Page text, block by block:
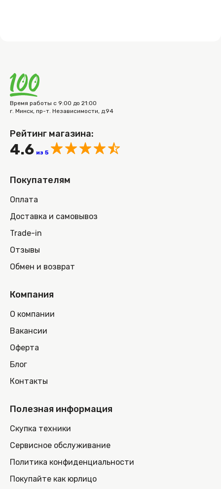
Время работы с 9:00 до 21:00
г. Минск, пр-т. Независимости, д.94
Рейтинг магазина:
4.6 из 5
Покупателям
Оплата
Доставка и самовывоз
Trade-in
Отзывы
Обмен и возврат
Компания
О компании
Вакансии
Оферта
Блог
Контакты
Полезная информация
Скупка техники
Сервисное обслуживание
Политика конфиденциальности
Покупайте как юрлицо